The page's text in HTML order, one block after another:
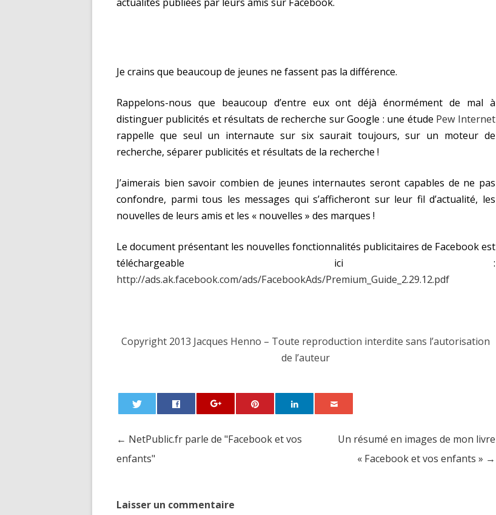
Je crains que beaucoup de jeunes ne fassent pas la différence.
Rappelons-nous que beaucoup d’entre eux ont déjà énormément de mal à
distinguer publicités et résultats de recherche sur Google : une étude Pew Internet
rappelle que seul un internaute sur six saurait toujours, sur un moteur de
recherche, séparer publicités et résultats de la recherche !
J’aimerais bien savoir combien de jeunes internautes seront capables de ne pas
confondre, parmi tous les messages qui s’afficheront sur leur fil d’actualité, les
nouvelles de leurs amis et les « nouvelles » des marques !
Le document présentant les nouvelles fonctionnalités publicitaires de Facebook est
téléchargeable ici :
http://ads.ak.facebook.com/ads/FacebookAds/Premium_Guide_2.29.12.pdf
Copyright 2013 Jacques Henno – Toute reproduction interdite sans l’autorisation
de l’auteur
Post navigation
← NetPublic.fr parle de "Facebook et vos
enfants"
Un résumé en images de mon livre
« Facebook et vos enfants » →
Laisser un commentaire